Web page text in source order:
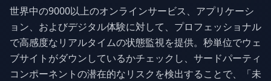
世界中の9000以上のオンラインサービス、アプリケーシ
ョン、およびデジタル体験に対して、プロフェッショナル
で高感度なリアルタイムの状態監視を提供。秒単位でウェ
ブサイトがダウンしているかチェックし、サードパーティ
コンポーネントの潜在的なリスクを検出することで、「未